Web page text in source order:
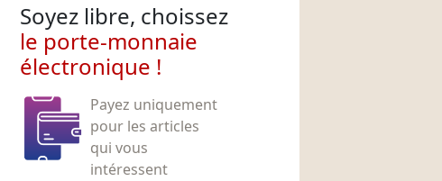
Soyez libre, choissez
le porte-monnaie
électronique !
Payez uniquement
pour les articles
qui vous
intéressent